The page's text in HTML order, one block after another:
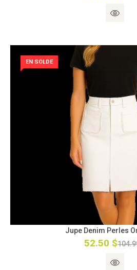
EN SOLDE
Jupe Denim Perles
52.50 $